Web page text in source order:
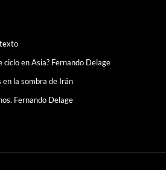
ciclo en Asia? Fernando Delage
en la sombra de Irán
Fernando Delage